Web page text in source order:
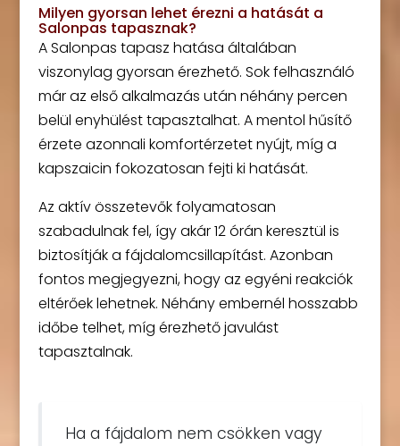
Milyen gyorsan lehet érezni a hatását a
Salonpas tapasznak?
A Salonpas tapasz hatása általában
viszonylag gyorsan érezhető. Sok felhasználó
már az első alkalmazás után néhány percen
belül enyhülést tapasztalhat. A mentol hűsítő
érzete azonnali komfortérzetet nyújt, míg a
kapszaicin fokozatosan fejti ki hatását.
Az aktív összetevők folyamatosan
szabadulnak fel, így akár 12 órán keresztül is
biztosítják a fájdalomcsillapítást. Azonban
fontos megjegyezni, hogy az egyéni reakciók
eltérőek lehetnek. Néhány embernél hosszabb
időbe telhet, míg érezhető javulást
tapasztalnak.
Ha a fájdalom nem csökken vagy